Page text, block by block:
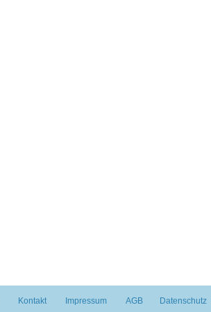
Kontakt Impressum AGB Datenschutz